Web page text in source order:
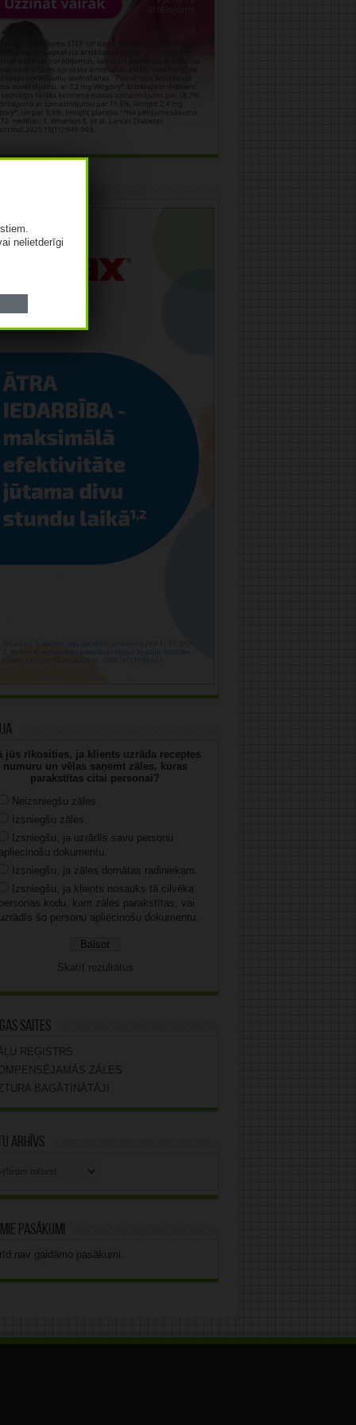
jūs rīkosities, ja klients uzrāda receptes
numuru un vēlas saņemt zāles, kuras
parakstītas citai personai?
Neizsniegšu zāles.
Izsniegšu zāles.
Izsniegšu, ja uzrādīs savu personu
dokumentu.
Izsniegšu, ja zāles domātas radiniekam.
Izsniegšu, ja klients nosauks tā cilvēka
kodu, kam zāles parakstītas, vai
šo personu apliecinošu dokumentu.
Skatīt rezultātus
saites
REĢISTRS
ZĀLES
BAGĀTINĀTĀJI
arhīvs
pasākumi
nav gaidāmo pasākumi.
nelietderīgi